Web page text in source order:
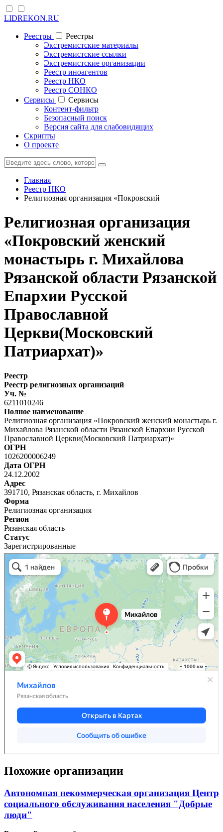
LIDREKON.RU
Реестры
Реестры
Экстремистские материалы
Экстремистские ссылки
Экстремистские организации
Реестр иноагентов
Реестр НКО
Реестр СОНКО
Cервисы
Cервисы
Контент-фильтр
Безопасный поиск
Версия сайта для слабовидящих
Скрипты
О проекте
Главная
Реестр НКО
Религиозная организация «Покровский
Религиозная организация
«Покровский женский
монастырь г. Михайлова
Рязанской области Рязанской
Епархии Русской
Православной
Церкви(Московский
Патриархат)»
Реестр
Реестр религиозных организаций
Уч. №
6211010246
Полное наименование
Религиозная организация «Покровский женский монастырь г.
Михайлова Рязанской области Рязанской Епархии Русской
Православной Церкви(Московский Патриархат)»
ОГРН
1026200006249
Дата ОГРН
24.12.2002
Адрес
391710, Рязанская область, г. Михайлов
Форма
Религиозная организация
Регион
Рязанская область
Статус
Зарегистрированные
Похожие организации
Автономная некоммерческая организация Центр
социального обслуживания населения "Добрые
люди"